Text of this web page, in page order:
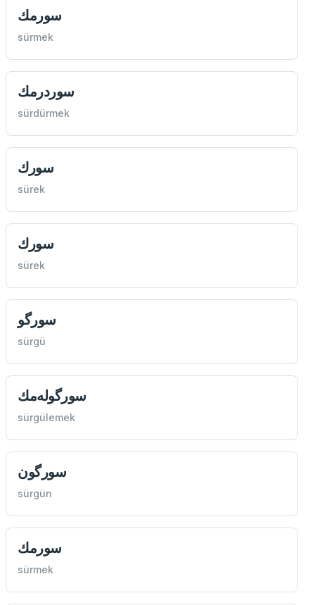
سورمك
sürmek
سوردرمك
sürdürmek
سورك
sürek
سورك
sürek
سورگو
sürgü
سورگوله‌مك
sürgülemek
سورگون
sürgün
سورمك
sürmek